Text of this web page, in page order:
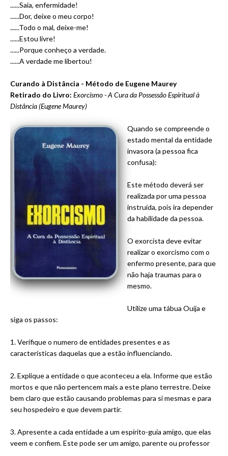
......Saia, enfermidade!
......Dor, deixe o meu corpo!
......Todo o mal, deixe-me!
......Estou livre!
......Porque conheço a verdade.
......A verdade me libertou!
Curando à Distância - Método de Eugene Maurey
Retirado do Livro: Exorcismo - A Cura da Possessão Espiritual à
Distância (Eugene Maurey)
Quando se compreende o
estado mental da entidade
invasora (a pessoa fica
confusa):
Este método deverá ser
realizada por uma pessoa
instruída, pois ira depender
da habilidade da pessoa.
O exorcista deve evitar
realizar o exorcismo com o
enfermo presente, para que
não haja traumas para o
mesmo.
Utilize uma tábua Ouija e
siga os passos:
1. Verifique o numero de entidades presentes e as
características daquelas que a estão influenciando.
2. Explique a entidade o que aconteceu a ela. Informe que estão
mortos e que não pertencem mais a este plano terrestre. Deixe
bem claro que estão causando problemas para si mesmas e para
seu hospedeiro e que devem partir.
3. Apresente a cada entidade a um espírito-guia amigo, que elas
veem e confiem. Este pode ser um amigo, parente ou professor